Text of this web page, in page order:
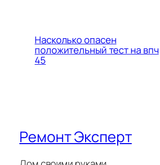
Насколько опасен
положительный тест на впч
45
Ремонт Эксперт